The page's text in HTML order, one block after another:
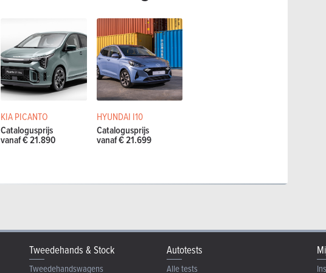
KIA PICANTO
Catalogusprijs
vanaf € 21.890
HYUNDAI I10
Catalogusprijs
vanaf € 21.699
Tweedehands & Stock
Tweedehandswagens
Autotests
Alle tests